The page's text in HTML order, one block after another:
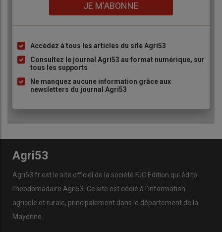
JE M'ABONNE
Liste
à
puce
Accédez à tous les articles du site Agri53
Consultez le journal Agri53 au format numérique, sur
tous les supports
Ne manquez aucune information grâce aux
newsletters du journal Agri53
Agri53
Agri53.fr est le site officiel de la société FJC Édition qui édite
l’hebdomadaire Agri53. Ce site est dédié à l’information
agricole et rurale, principalement dans le département de la
Mayenne.